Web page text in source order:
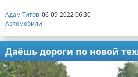
Адам Титов 06-09-2022 06:30
Автомобили
Даёшь дороги по новой